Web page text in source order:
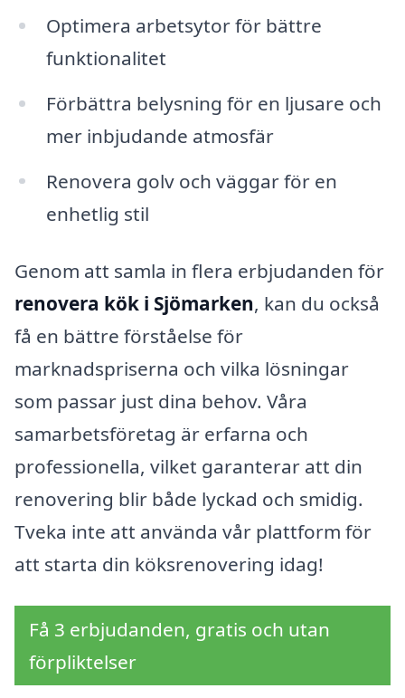
Optimera arbetsytor för bättre
funktionalitet
Förbättra belysning för en ljusare och
mer inbjudande atmosfär
Renovera golv och väggar för en
enhetlig stil
Genom att samla in flera erbjudanden för
renovera kök i Sjömarken, kan du också
få en bättre förståelse för
marknadspriserna och vilka lösningar
som passar just dina behov. Våra
samarbetsföretag är erfarna och
professionella, vilket garanterar att din
renovering blir både lyckad och smidig.
Tveka inte att använda vår plattform för
att starta din köksrenovering idag!
Få 3 erbjudanden, gratis och utan
förpliktelser